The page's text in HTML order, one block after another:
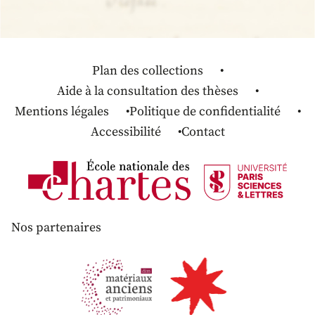
Plan des collections
Aide à la consultation des thèses
Mentions légales
Politique de confidentialité
Accessibilité
Contact
Nos partenaires